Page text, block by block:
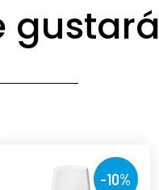
gustará
-10%